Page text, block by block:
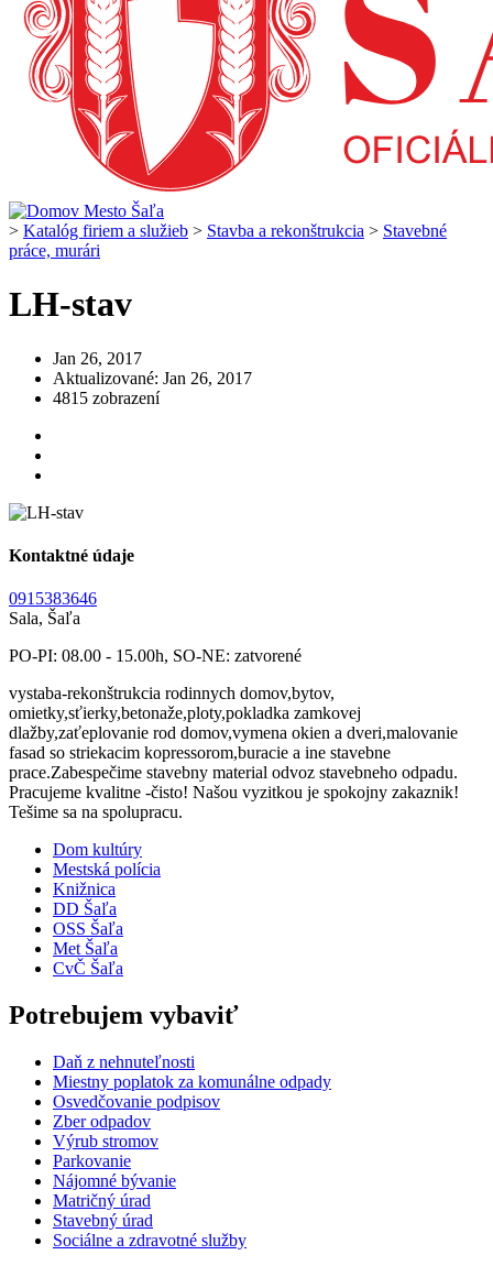
> Katalóg firiem a služieb > Stavba a rekonštrukcia > Stavebné
práce, murári
LH-stav
Jan 26, 2017
Aktualizované: Jan 26, 2017
4815 zobrazení
Kontaktné údaje
0915383646
Sala, Šaľa
PO-PI: 08.00 - 15.00h, SO-NE: zatvorené
vystaba-rekonštrukcia rodinnych domov,bytov,
omietky,sťierky,betonaže,ploty,pokladka zamkovej
dlažby,zaťeplovanie rod domov,vymena okien a dveri,malovanie
fasad so striekacim kopressorom,buracie a ine stavebne
prace.Zabespečime stavebny material odvoz stavebneho odpadu.
Pracujeme kvalitne -čisto! Našou vyzitkou je spokojny zakaznik!
Tešime sa na spolupracu.
Dom kultúry
Mestská polícia
Knižnica
DD Šaľa
OSS Šaľa
Met Šaľa
CvČ Šaľa
Potrebujem vybaviť
Daň z nehnuteľnosti
Miestny poplatok za komunálne odpady
Osvedčovanie podpisov
Zber odpadov
Výrub stromov
Parkovanie
Nájomné bývanie
Matričný úrad
Stavebný úrad
Sociálne a zdravotné služby